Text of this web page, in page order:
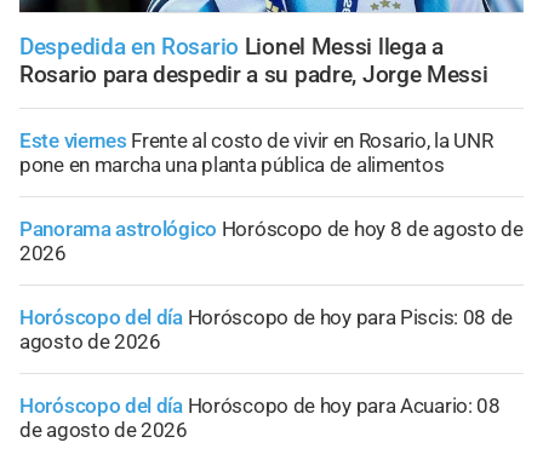
Despedida en Rosario Lionel Messi llega a
Rosario para despedir a su padre, Jorge Messi
Este viernes Frente al costo de vivir en Rosario, la UNR
pone en marcha una planta pública de alimentos
Panorama astrológico Horóscopo de hoy 8 de agosto de
2026
Horóscopo del día Horóscopo de hoy para Piscis: 08 de
agosto de 2026
Horóscopo del día Horóscopo de hoy para Acuario: 08
de agosto de 2026